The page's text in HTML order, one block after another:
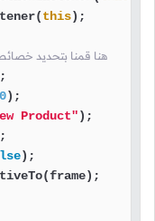
this);
// هنا قمنا بتحديد
);
Product");
);